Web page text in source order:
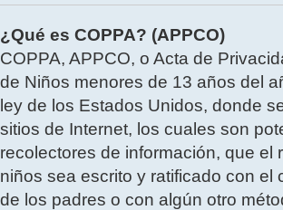
¿Qué es COPPA? (APPCO)
COPPA, APPCO, o Acta de
de Niños menores de 13 años del
ley de los Estados Unidos, donde
sitios de Internet, los cuales son
recolectores de información, que el
niños sea escrito y ratificado con el
de los padres o con algún otro